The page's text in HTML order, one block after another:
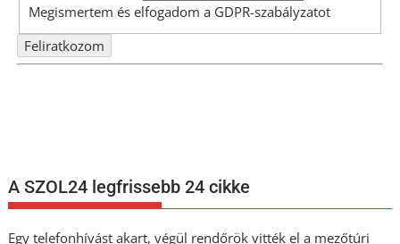
Megismertem és elfogadom a GDPR-szabályzatot
A SZOL24 legfrissebb 24 cikke
Egy telefonhívást akart, végül rendőrök vitték el a mezőtúri